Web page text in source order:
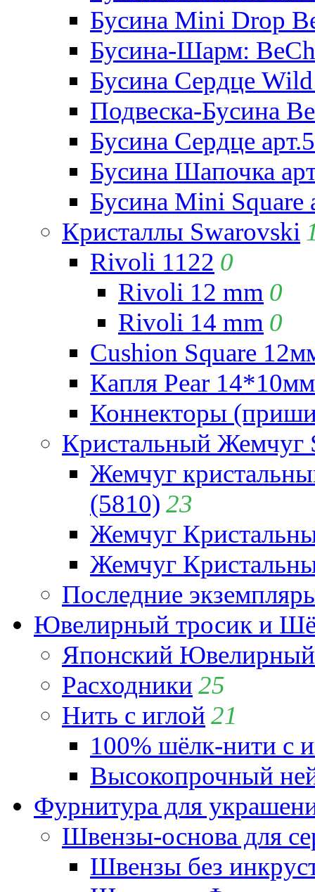
Бусина Mini Drop
Бусина-Шарм:
Бусина Сердце
Подвеска-Бусина
Бусина Сердце
Бусина Шапочка
Бусина Mini Square
Кристаллы Swarovski
Rivoli 1122 0
Rivoli 12 mm 0
Rivoli 14 mm 0
Cushion Square
Капля Pear
Коннекторы
Кристальный Жемчуг
Жемчуг
(5810) 23
Жемчуг
Жемчуг
Последние
Ювелирный тросик и
Японский
Расходники 25
Нить с иглой 21
100% шёлк-нити с
Высокопрочный
Фурнитура для
Швензы-основа для
Швензы без